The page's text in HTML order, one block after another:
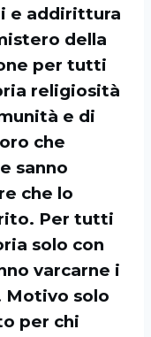
e addirittura
della
per tutti
religiosità
e di
che
sanno
che lo
Per tutti
solo con
varcarne i
Motivo solo
per chi